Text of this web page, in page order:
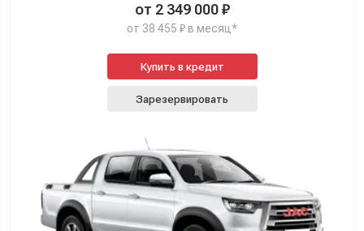
от 2 349 000 ₽
от 38 455 ₽ в месяц*
Купить в кредит
Зарезервировать